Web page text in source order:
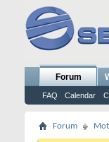
Forum
FAQ Calendar
Forum